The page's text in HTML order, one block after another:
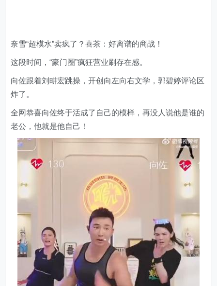
奈雪“超模水”卖疯了？喜茶：好离谱的商战！
这段时间，“豪门圈”疯狂营业刷存在感。
向佐跟着刘畊宏跳操，开创向左向右文学，郭碧婷评论区
炸了。
全网恭喜向佐终于活成了自己的模样，再没人说他是谁的
老公，他就是他自己！